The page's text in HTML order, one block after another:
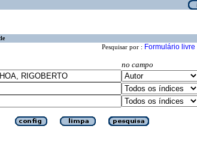
Pesquisar por : Formulário livre
no campo